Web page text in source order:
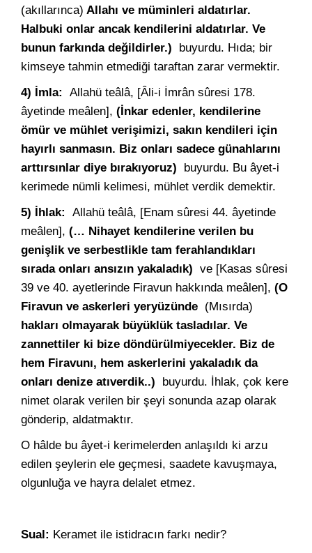
(akıllarınca) Allahı ve müminleri aldatırlar.
Halbuki onlar ancak kendilerini aldatırlar. Ve
bunun farkında değildirler.)
buyurdu. Hıda; bir
kimseye tahmin etmediği taraftan zarar vermektir.
4) İmla:
Allahü teâlâ, [Âli-i İmrân sûresi 178.
âyetinde meâlen], (İnkar edenler, kendilerine
ömür ve mühlet verişimizi, sakın kendileri için
hayırlı sanmasın. Biz onları sadece günahlarını
arttırsınlar diye bırakıyoruz)
buyurdu. Bu âyet-i
kerimede nümli kelimesi, mühlet verdik demektir.
5) İhlak:
Allahü teâlâ, [Enam sûresi 44. âyetinde
meâlen], (… Nihayet kendilerine verilen bu
genişlik ve serbestlikle tam ferahlandıkları
sırada onları ansızın yakaladık) ve [Kasas sûresi
39 ve 40. ayetlerinde Firavun hakkında meâlen], (O
Firavun ve askerleri yeryüzünde (Mısırda)
hakları olmayarak büyüklük tasladılar. Ve
zannettiler ki bize döndürülmiyecekler. Biz de
hem Firavunı, hem askerlerini yakaladık da
onları denize atıverdik..)
buyurdu. İhlak, çok kere
nimet olarak verilen bir şeyi sonunda azap olarak
gönderip, aldatmaktır.
O hâlde bu âyet-i kerimelerden anlaşıldı ki arzu
edilen şeylerin ele geçmesi, saadete kavuşmaya,
olgunluğa ve hayra delalet etmez.
Sual: Keramet ile istidracın farkı nedir?